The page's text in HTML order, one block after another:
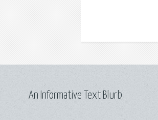
An Informative Text Blurb